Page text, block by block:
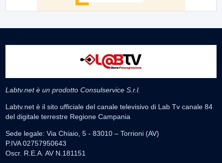
Labtv.net è un prodotto Consulservice S.r.l.
Labtv.net è il sito ufficiale del canale televisivo di Lab Tv canale 84
del digitale terrestre Regione Campania
Sede legale: Via Chiaio, 5 - 83010 – Torrioni (AV)
P.IVA 02757950643
Oscr. R.E.A. AV N.181151